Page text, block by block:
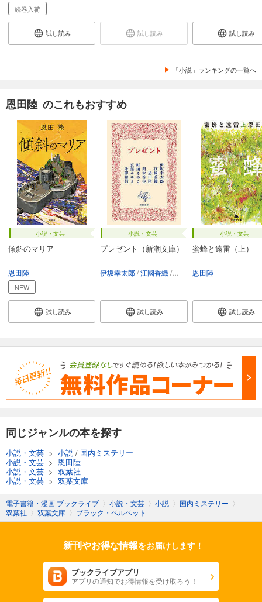
続巻入荷
試し読み 試し読み 試し読み
「小説」ランキングの一覧へ
恩田陸 のこれもおすすめ
小説・文芸
傾斜のマリア
恩田陸
NEW
試し読み
小説・文芸
プレゼント（新潮文庫）
伊坂幸太郎 江國香織 恩田陸 梨木香歩
試し読み
小説・文芸
蜜蜂と遠雷（上）
恩田陸
試し読み
同じジャンルの本を探す
小説・文芸 > 小説 / 国内ミステリー
小説・文芸 > 恩田陸
小説・文芸 > 双葉社
小説・文芸 > 双葉文庫
電子書籍・漫画 ブックライブ 〉 小説・文芸 〉 小説 〉 国内ミステリー 〉
双葉社 〉 双葉文庫 〉 ブラック・ベルベット
新刊やお得な情報をお届けします！
ブックライブアプリ
アプリの通知でお得情報を受け取ろう！